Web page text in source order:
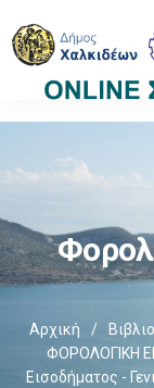
Αρχική /
ΦΟΡΟΛΟΓΙΚΗ
Εισοδήματος -